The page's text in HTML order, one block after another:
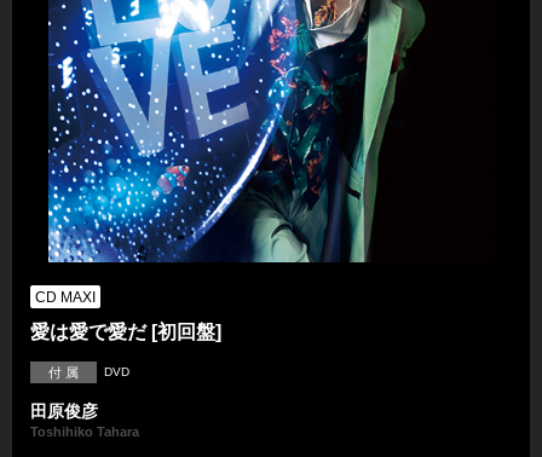
CD MAXI
愛は愛で愛だ [初回盤]
付 属 DVD
田原俊彦
Toshihiko Tahara